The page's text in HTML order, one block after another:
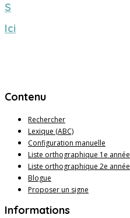
S
Ici
Contenu
Rechercher
Lexique (ABC)
Configuration manuelle
Liste orthographique 1e année
Liste orthographique 2e année
Blogue
Proposer un signe
Informations